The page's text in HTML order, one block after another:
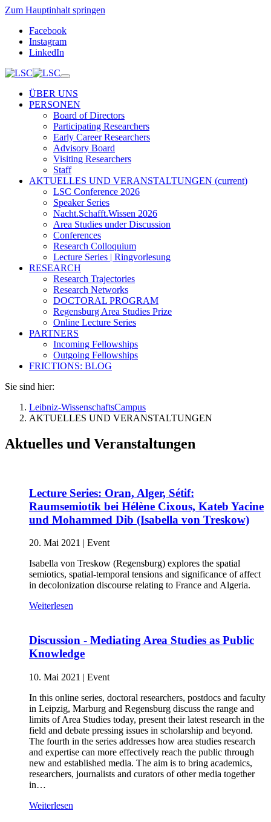
Zum Hauptinhalt springen
Facebook
Instagram
LinkedIn
ÜBER UNS
PERSONEN
Board of Directors
Participating Researchers
Early Career Researchers
Advisory Board
Visiting Researchers
Staff
AKTUELLES UND VERANSTALTUNGEN (current)
LSC Conference 2026
Speaker Series
Nacht.Schafft.Wissen 2026
Area Studies under Discussion
Conferences
Research Colloquium
Lecture Series | Ringvorlesung
RESEARCH
Research Trajectories
Research Networks
DOCTORAL PROGRAM
Regensburg Area Studies Prize
Online Lecture Series
PARTNERS
Incoming Fellowships
Outgoing Fellowships
FRICTIONS: BLOG
Sie sind hier:
Leibniz-WissenschaftsCampus
AKTUELLES UND VERANSTALTUNGEN
Aktuelles und Veranstaltungen
Lecture Series: Oran, Alger, Sétif:
Raumsemiotik bei Hélène Cixous, Kateb Yacine
und Mohammed Dib (Isabella von Treskow)
20. Mai 2021 | Event
Isabella von Treskow (Regensburg) explores the spatial
semiotics, spatial-temporal tensions and significance of affect
in decolonization discourse relating to France and Algeria.
Weiterlesen
Discussion - Mediating Area Studies as Public
Knowledge
10. Mai 2021 | Event
In this online series, doctoral researchers, postdocs and faculty
in Leipzig, Marburg and Regensburg discuss the range and
limits of Area Studies today, present their latest research in the
field and debate pressing issues in scholarship and beyond.
The fourth in the series addresses how area studies research
and expertise can more effectively reach the public through
new and established media. The aim is to bring academics,
researchers, journalists and curators of other media together
in…
Weiterlesen